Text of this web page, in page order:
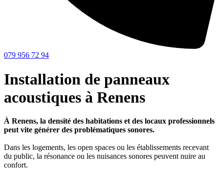
079 956 72 94
Installation de panneaux
acoustiques à Renens
À Renens, la densité des habitations et des locaux professionnels
peut vite générer des problématiques sonores.
Dans les logements, les open spaces ou les établissements recevant
du public, la résonance ou les nuisances sonores peuvent nuire au
confort.